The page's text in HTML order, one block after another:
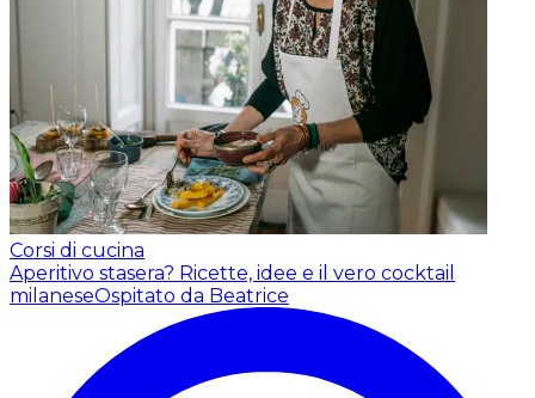
Corsi di cucina
Aperitivo stasera? Ricette, idee e il vero cocktail
milaneseOspitato da Beatrice